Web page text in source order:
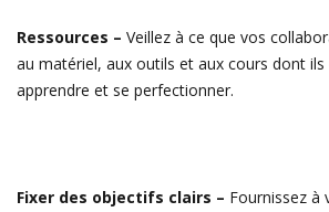
Ressources – Veillez à ce que vos
au matériel, aux outils et aux cours dont
apprendre et se perfectionner.
Fixer des objectifs clairs – Fournissez à